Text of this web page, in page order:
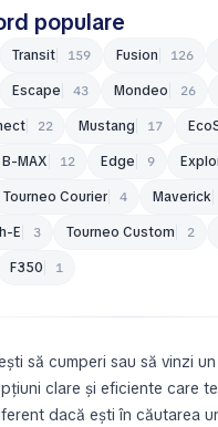
populare
Transit 159 Fusion 126
Escape 43 Mondeo 26
22 Mustang 17
B-MAX 12 Edge 9
Tourneo Courier 4 Maverick
E 3 Tourneo Custom 2
F350 1
să cumperi sau să vinzi
clare și eficiente care
dacă ești în căutarea